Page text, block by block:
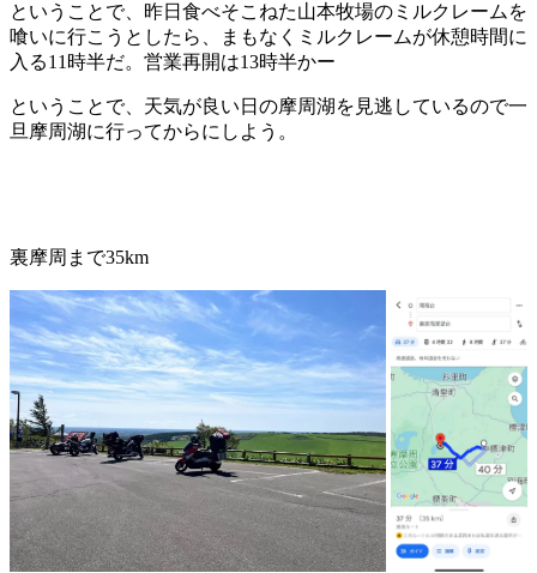
ということで、昨日食べそこねた山本牧場のミルクレームを
喰いに行こうとしたら、まもなくミルクレームが休憩時間に
入る11時半だ。営業再開は13時半かー
ということで、天気が良い日の摩周湖を見逃しているので一
旦摩周湖に行ってからにしよう。
裏摩周まで35km